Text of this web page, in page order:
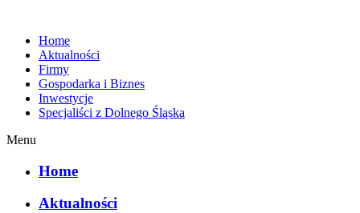
Home
Aktualności
Firmy
Gospodarka i Biznes
Inwestycje
Specjaliści z Dolnego Śląska
Menu
Home
Aktualności